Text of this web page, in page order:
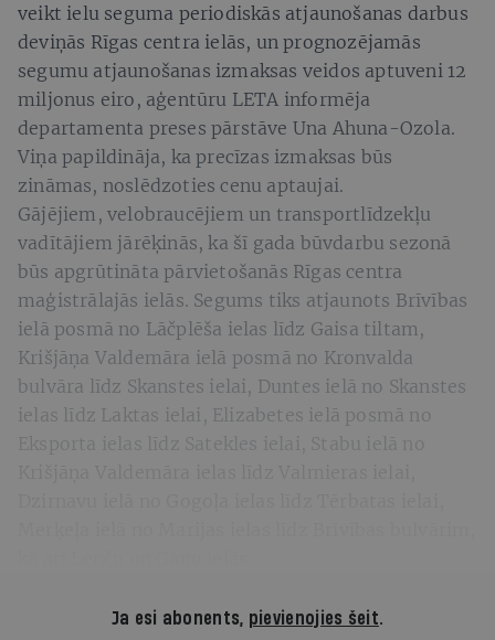
veikt ielu seguma periodiskās atjaunošanas darbus
deviņās Rīgas centra ielās, un prognozējamās
segumu atjaunošanas izmaksas veidos aptuveni 12
miljonus eiro, aģentūru LETA informēja
departamenta preses pārstāve Una Ahuna-Ozola.
Viņa papildināja, ka precīzas izmaksas būs
zināmas, noslēdzoties cenu aptaujai.
Gājējiem, velobraucējiem un transportlīdzekļu
vadītājiem jārēķinās, ka šī gada būvdarbu sezonā
būs apgrūtināta pārvietošanās Rīgas centra
maģistrālajās ielās. Segums tiks atjaunots Brīvības
ielā posmā no Lāčplēša ielas līdz Gaisa tiltam,
Krišjāņa Valdemāra ielā posmā no Kronvalda
bulvāra līdz Skanstes ielai, Duntes ielā no Skanstes
ielas līdz Laktas ielai, Elizabetes ielā posmā no
Eksporta ielas līdz Satekles ielai, Stabu ielā no
Ja esi abonents, pievienojies šeit.